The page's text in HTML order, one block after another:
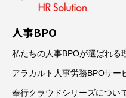
人事BPO
私たちの人事BPOが選ばれる
アラカルト人事労務BPOサー
奉行クラウドシリーズについ